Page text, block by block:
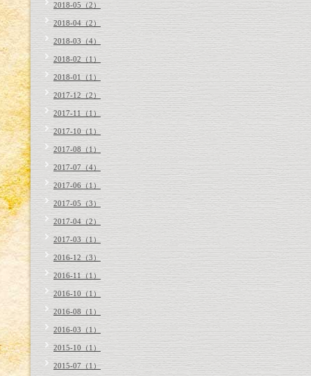
2018-05（2）
2018-04（2）
2018-03（4）
2018-02（1）
2018-01（1）
2017-12（2）
2017-11（1）
2017-10（1）
2017-08（1）
2017-07（4）
2017-06（1）
2017-05（3）
2017-04（2）
2017-03（1）
2016-12（3）
2016-11（1）
2016-10（1）
2016-08（1）
2016-03（1）
2015-10（1）
2015-07（1）